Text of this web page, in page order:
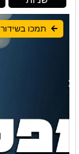
תמכו בשידור